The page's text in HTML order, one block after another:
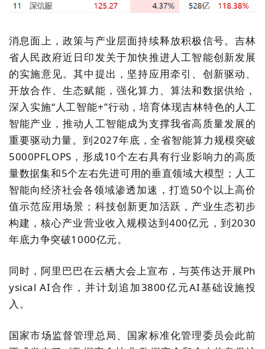
消息面上，政策与产业层面持续释放积极信号。吉林
省人民政府近日印发关于加快推进人工智能创新发展
的实施意见。其中提出，坚持应用牵引、创新驱动、
开放合作、生态赋能，强化算力、算法和数据供给，
深入实施“人工智能+”行动，培育体现吉林特色的人工
智能产业，推动人工智能成为支撑我省高质量发展的
重要驱动力量。到2027年底，全省智能算力规模突破
5000PFLOPS ，形成10个左右具有行业影响力的高质
量数据集和5个左右先进可用的垂直领域大模型；人工
智能向经济社会各领域渗透加速，打造50个以上高价
值示范应用场景；科技创新更加活跃，产业生态初步
构建，核心产业营业收入规模达到400亿元，到2030
年底力争突破1000亿元。
同时，阿里巴巴在云栖大会上宣布，与英伟达开展Ph
ysical AI合作，并计划追加3800亿元AI基础设施投
入。
国家市场监督管理总局、国家标准化管理委员会此前